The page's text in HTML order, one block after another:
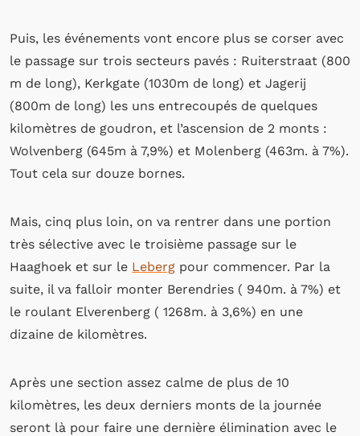
Puis, les événements vont encore plus se corser avec
le passage sur trois secteurs pavés : Ruiterstraat (800
m de long), Kerkgate (1030m de long) et Jagerij
(800m de long) les uns entrecoupés de quelques
kilomètres de goudron, et l’ascension de 2 monts :
Wolvenberg (645m à 7,9%) et Molenberg (463m. à 7%).
Tout cela sur douze bornes.
Mais, cinq plus loin, on va rentrer dans une portion
très sélective avec le troisième passage sur le
Haaghoek et sur le Leberg pour commencer. Par la
suite, il va falloir monter Berendries ( 940m. à 7%) et
le roulant Elverenberg ( 1268m. à 3,6%) en une
dizaine de kilomètres.
Après une section assez calme de plus de 10
kilomètres, les deux derniers monts de la journée
seront là pour faire une dernière élimination avec le